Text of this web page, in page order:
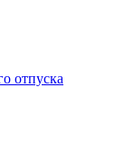
отпуска